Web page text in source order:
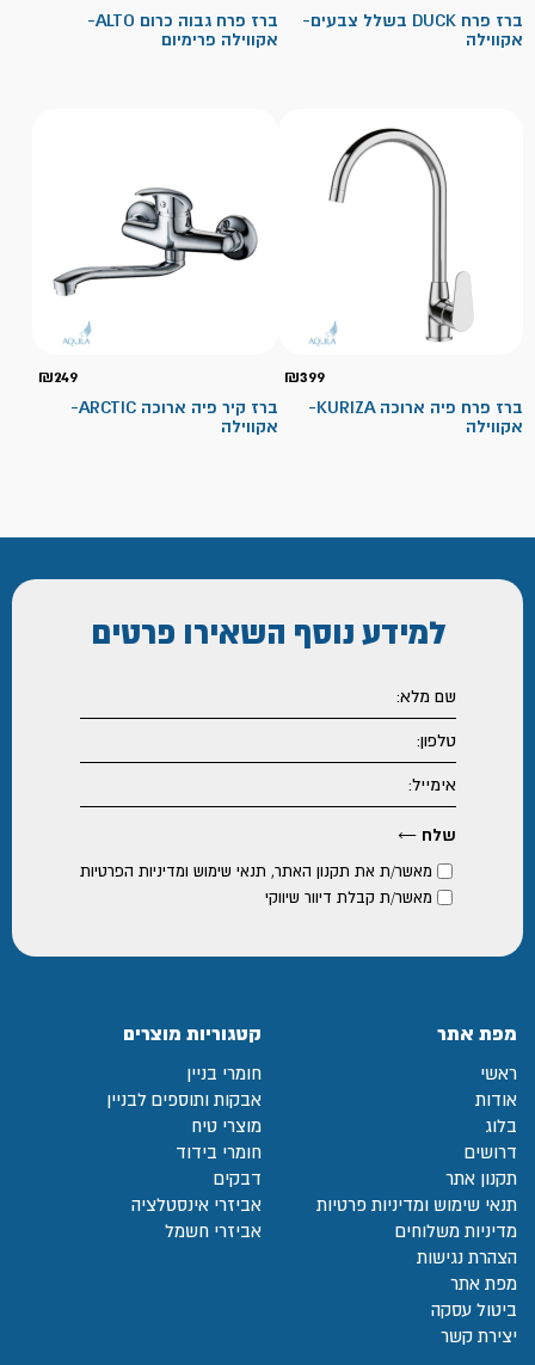
ברז פרח DUCK בשלל צבעים-
אקווילה
ברז פרח גבוה כרום ALTO-
אקווילה פרימיום
₪399
ברז פרח פיה ארוכה KURIZA-
אקווילה
₪249
ברז קיר פיה ארוכה ARCTIC-
אקווילה
למידע נוסף השאירו פרטים
מאשר/ת את תקנון האתר, תנאי שימוש ומדיניות הפרטיות
מאשר/ת קבלת דיוור שיווקי
מפת אתר
ראשי
אודות
בלוג
דרושים
תקנון אתר
תנאי שימוש ומדיניות פרטיות
מדיניות משלוחים
הצהרת נגישות
מפת אתר
ביטול עסקה
יצירת קשר
קטגוריות מוצרים
חומרי בניין
אבקות ותוספים לבניין
מוצרי טיח
חומרי בידוד
דבקים
אביזרי אינסטלציה
אביזרי חשמל